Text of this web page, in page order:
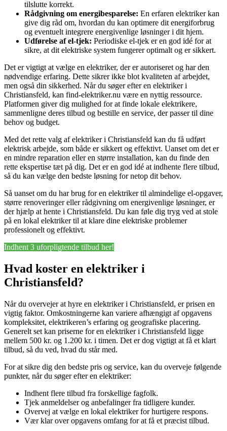
tilslutte korrekt.
Rådgivning om energibesparelse: En erfaren elektriker kan
give dig råd om, hvordan du kan optimere dit energiforbrug
og eventuelt integrere energivenlige løsninger i dit hjem.
Udførelse af el-tjek: Periodiske el-tjek er en god idé for at
sikre, at dit elektriske system fungerer optimalt og er sikkert.
Det er vigtigt at vælge en elektriker, der er autoriseret og har den
nødvendige erfaring. Dette sikrer ikke blot kvaliteten af arbejdet,
men også din sikkerhed. Når du søger efter en elektriker i
Christiansfeld, kan find-elektriker.nu være en nyttig ressource.
Platformen giver dig mulighed for at finde lokale elektrikere,
sammenligne deres tilbud og bestille en service, der passer til dine
behov og budget.
Med det rette valg af elektriker i Christiansfeld kan du få udført
elektrisk arbejde, som både er sikkert og effektivt. Uanset om det er
en mindre reparation eller en større installation, kan du finde den
rette ekspertise tæt på dig. Det er en god idé at indhente flere tilbud,
så du kan vælge den bedste løsning for netop dit behov.
Så uanset om du har brug for en elektriker til almindelige el-opgaver,
større renoveringer eller rådgivning om energivenlige løsninger, er
der hjælp at hente i Christiansfeld. Du kan føle dig tryg ved at stole
på en lokal elektriker til at klare dine elektriske problemer
professionelt og effektivt.
Indhent 3 uforpligtende tilbud her!
Hvad koster en elektriker i
Christiansfeld?
Når du overvejer at hyre en elektriker i Christiansfeld, er prisen en
vigtig faktor. Omkostningerne kan variere afhængigt af opgavens
kompleksitet, elektrikeren’s erfaring og geografiske placering.
Generelt set kan priserne for en elektriker i Christiansfeld ligge
mellem 500 kr. og 1.200 kr. i timen. Det er dog vigtigt at få et klart
tilbud, så du ved, hvad du står med.
For at sikre dig den bedste pris og service, kan du overveje følgende
punkter, når du søger efter en elektriker:
Indhent flere tilbud fra forskellige fagfolk.
Tjek anmeldelser og anbefalinger fra tidligere kunder.
Overvej at vælge en lokal elektriker for hurtigere respons.
Vær klar over opgavens omfang for at få et præcist tilbud.